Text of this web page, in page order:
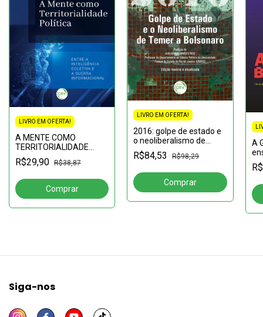
LIVRO EM OFERTA!
A MENTE COMO
TERRITORIALIDADE
POLÍTICA:Entre a
inteligência coletiva e a
R$29,90 R$38,87
LIVRO EM OFERTA!
2016: golpe de estado e
o neoliberalismo de
Temer a Bolsonaro 2ª
edição revista e
R$84,53 R$98,29
A
Siga-nos